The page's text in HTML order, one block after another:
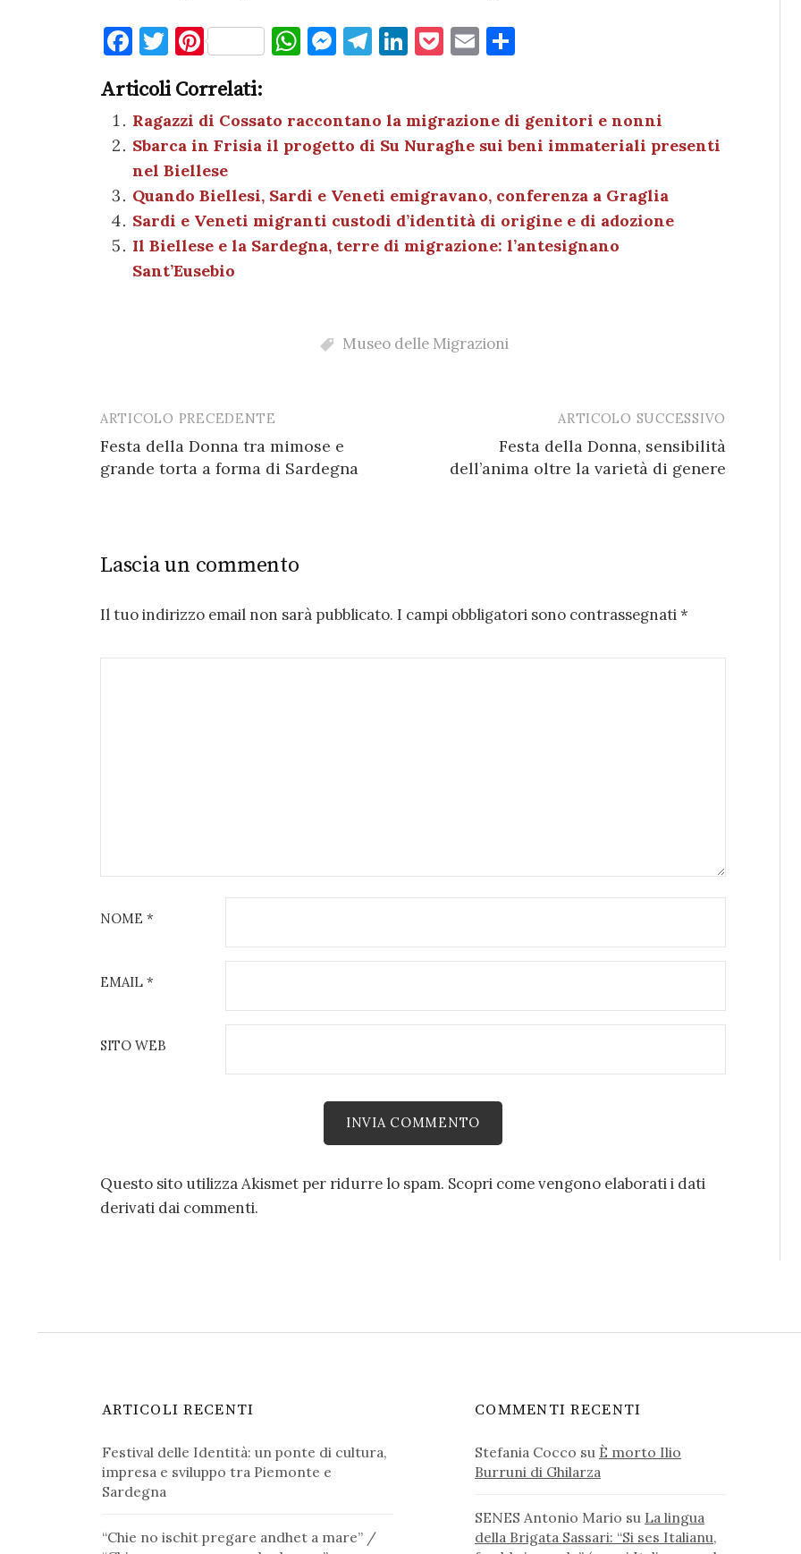
F
c
e
b
o
o
k
T
it
te
r
Pi
er
es
t
W
s
A
p
p
M
n
g
er
T
gr
a
m
Li
e
dI
n
P
k
et
E
l di
vi
di
Articoli Correlati:
Ragazzi di Cossato raccontano la migrazione di genitori e nonni
Sbarca in Frisia il progetto di Su Nuraghe sui beni immateriali presenti
nel Biellese
Quando Biellesi, Sardi e Veneti emigravano, conferenza a Graglia
Sardi e Veneti migranti custodi d’identità di origine e di adozione
Il Biellese e la Sardegna, terre di migrazione: l’antesignano
Sant’Eusebio
Museo delle Migrazioni
Post
navigation
ARTICOLO PRECEDENTE
Festa della Donna tra mimose e
grande torta a forma di Sardegna
ARTICOLO SUCCESSIVO
Festa della Donna, sensibilità
dell’anima oltre la varietà di genere
Lascia un commento
Il tuo indirizzo email non sarà pubblicato. I campi obbligatori sono contrassegnati*
NOME *
EMAIL *
SITO WEB
Questo sito utilizza Akismet per ridurre lo spam. Scopri come vengono elaborati i dati
derivati dai commenti.
ARTICOLI RECENTI
Festival delle Identità: un ponte di cultura,
impresa e sviluppo tra Piemonte e
Sardegna
“Chie no ischit pregare andhet a mare” /
COMMENTI RECENTI
Stefania Cocco su È morto Ilio
Burruni di Ghilarza
SENES Antonio Mario su La lingua
della Brigata Sassari: “Si ses Italianu,